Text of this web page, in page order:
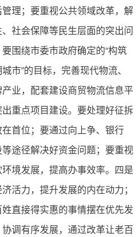
理；要重视公共领域改革，解
社会保障等民生层面的突出问
围绕市委市政府确定的“构筑
市”的目标，完善现代物流、
业，配套建设商贸物流信息平
重点项目建设。要处理好征拆
首位；要通过向上争、银行
途径解决好资金问题；要重视
境发展，提高办事效率。四是
活力，提升发展的内在动力；
直接得实惠的事情摆在优先发
调有序发展，通过改革让老百